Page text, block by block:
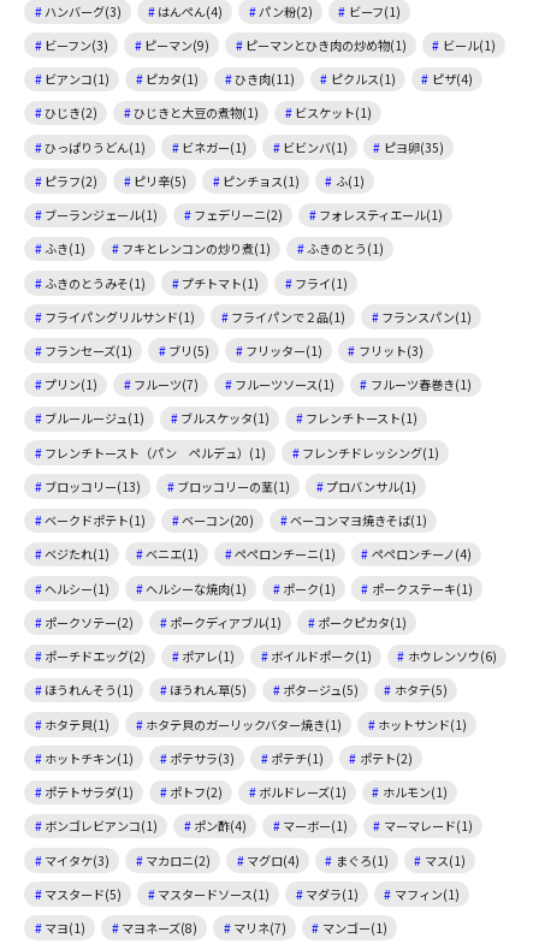
ハンバーグ(3)
はんぺん(4) パン粉(2)
ビーフ(1)
ビーフン(3)
ピーマン(9) ピーマンとひき肉の炒め物(1)
ビール(1)
ビアンコ(1)
ピカタ(1) ひき肉(11) ピクルス(1)
ピザ(4)
ひじき(2)
ひじきと大豆の煮物(1)
ビスケット(1)
ひっぱりうどん(1)
ビネガー(1) ビビンバ(1)
ピヨ卵(35)
ピラフ(2)
ピリ辛(5) ピンチョス(1)
ふ(1)
ブーランジェール(1)
フェデリーニ(2)
フォレスティエール(1)
ふき(1)
フキとレンコンの炒り煮(1)
ふきのとう(1)
ふきのとうみそ(1)
プチトマト(1)
フライ(1)
フライパングリルサンド(1)
フライパンで２品(1)
フランスパン(1)
フランセーズ(1)
ブリ(5) フリッター(1)
フリット(3)
プリン(1)
フルーツ(7) フルーツソース(1)
フルーツ春巻き(1)
ブルールージュ(1)
ブルスケッタ(1)
フレンチトースト(1)
フレンチトースト（パン ペルデュ）(1)
フレンチドレッシング(1)
ブロッコリー(13)
ブロッコリーの茎(1)
プロバンサル(1)
ベークドポテト(1)
ベーコン(20)
ベーコンマヨ焼きそば(1)
ベジたれ(1)
ベニエ(1) ペペロンチーニ(1)
ペペロンチーノ(4)
ヘルシー(1)
ヘルシーな焼肉(1) ポーク(1)
ポークステーキ(1)
ポークソテー(2)
ポークディアブル(1)
ポークピカタ(1)
ポーチドエッグ(2)
ポアレ(1) ボイルドポーク(1)
ホウレンソウ(6)
ほうれんそう(1)
ほうれん草(5) ポタージュ(5)
ホタテ(5)
ホタテ貝(1)
ホタテ貝のガーリックバター焼き(1)
ホットサンド(1)
ホットチキン(1)
ポテサラ(3) ポテチ(1)
ポテト(2)
ポテトサラダ(1)
ポトフ(2) ボルドレーズ(1)
ホルモン(1)
ボンゴレビアンコ(1)
ポン酢(4) マーボー(1)
マーマレード(1)
マイタケ(3)
マカロニ(2) マグロ(4) まぐろ(1)
マス(1)
マスタード(5)
マスタードソース(1) マダラ(1)
マフィン(1)
マヨ(1)
マヨネーズ(8) マリネ(7)
マンゴー(1)